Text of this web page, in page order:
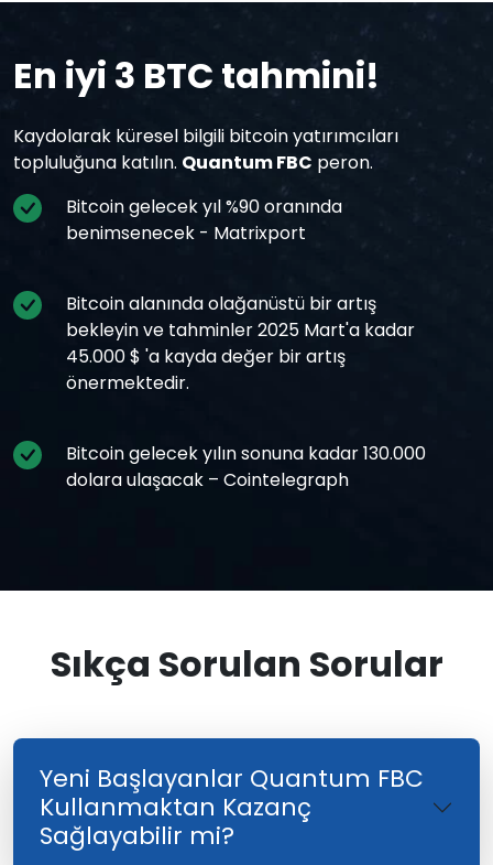
En iyi 3 BTC tahmini!
Kaydolarak küresel bilgili bitcoin yatırımcıları
topluluğuna katılın. Quantum FBC peron.
Bitcoin gelecek yıl %90 oranında
benimsenecek - Matrixport
Bitcoin alanında olağanüstü bir artış
bekleyin ve tahminler 2025 Mart'a kadar
45.000 $ 'a kayda değer bir artış
önermektedir.
Bitcoin gelecek yılın sonuna kadar 130.000
dolara ulaşacak – Cointelegraph
Sıkça Sorulan Sorular
Yeni Başlayanlar Quantum FBC
Kullanmaktan Kazanç
Sağlayabilir mi?